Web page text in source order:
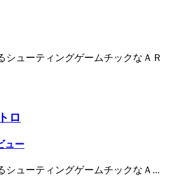
シューティングゲームチックなＡＲ
ロ
ュー
シューティングゲームチックなＡ...